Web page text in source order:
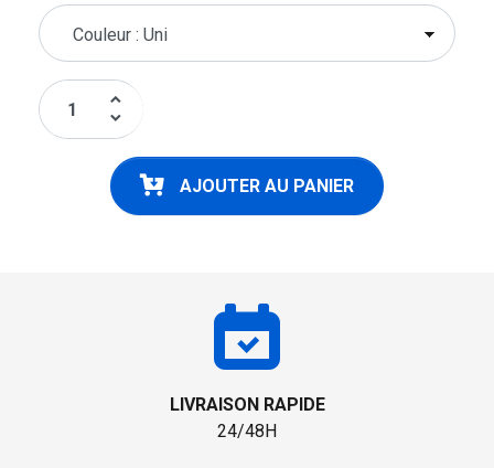
keyboard_arrow_up
keyboard_arrow_down
AJOUTER AU PANIER
LIVRAISON RAPIDE
24/48H